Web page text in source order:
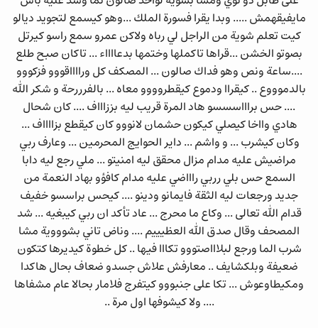
مايفيقهمش ..... وبدا يقرا فسورة الملك ...وهو كيسمع لتجويد ديالو
كيت تعلم شوية من الراجل لي رباه ولاكن عمرو سمع راسو كيرتل
بصوتو الخشن ...قراها تاكملها وختمها بدعااااء ... تاكان صبح طلع
....ساعة ونص وهو فداك صالون ... المصكف كل ورااااقووو فزكووو
بالدموووع .. كيقراا ودموع كيقطروووو معاه ... بالفرررحة و شكر الله
.... حس براااسسسو هاد المرة قريب ليه بززاااف .... كان شحال
هادي وااخا كيصلي كيكون حشمان لانووو كان كيقطع بزااااف ...
وكان كيشرب ... و واشم ... داير الحوايج المحرمين ... وعارف ربي
مراضيش عليه مدام مزال محقق ليه امنيتو ... ملي رجع ليه دابا
السمع حس بلي رربي راااضي عليه مدام كافؤو بهاد النعمة من
جديد ورجعات ليه الثقة فايمانو ودينو .... كيحس براسسو خفيف
قدام الله تعالى ... وكاع ما محرج ... عاد تأكد ان ربي كيبغيه ... شد
المصحف وقال صدق الله العظيييم .... وناض تاني بشوووية مشا
شرب الما ورجع لبلاااصتووو تكااا فيها .. كل خطوة كيديرها كتكون
ضعيفة وبلكشايف .. معارفش علاش جسدو ضعاف بحال هاكدا
ومكيطاوعوش ... تكا على جنبووو كيتفرج فلامار بحالا عام مشفاها
.... ولا كيشوفها اول مرة ..